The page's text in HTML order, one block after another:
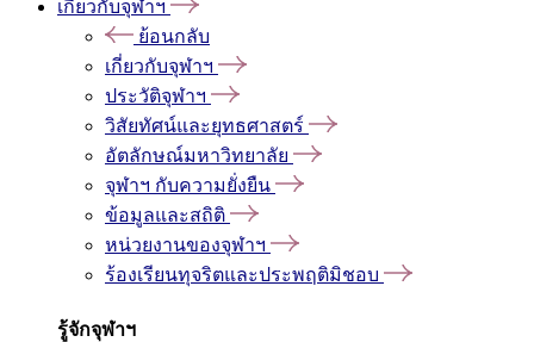
เกี่ยวกับจุฬาฯ
ย้อนกลับ
เกี่ยวกับจุฬาฯ
ประวัติจุฬาฯ
วิสัยทัศน์และยุทธศาสตร์
อัตลักษณ์มหาวิทยาลัย
จุฬาฯ กับความยั่งยืน
ข้อมูลและสถิติ
หน่วยงานของจุฬาฯ
ร้องเรียนทุจริตและประพฤติมิชอบ
รู้จักจุฬาฯ